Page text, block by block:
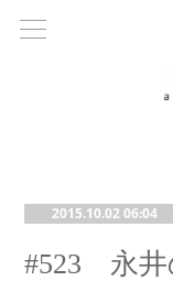
2015.10.02 06:04
#523 永